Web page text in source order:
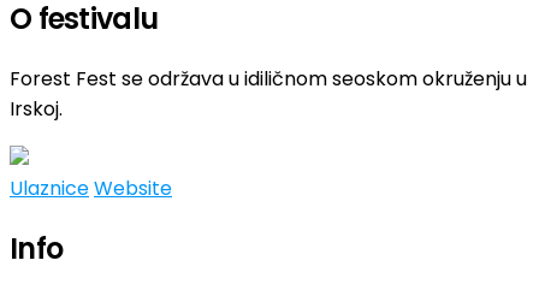
O festivalu
Forest Fest se održava u idiličnom seoskom okruženju u
Irskoj.
UlazniceWebsite
Info